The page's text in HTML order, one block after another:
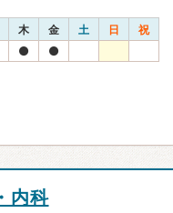
木 金 土 日 祝
内科